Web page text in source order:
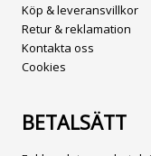
Köp & leveransvillkor
Retur & reklamation
Kontakta oss
Cookies
BETALSÄTT